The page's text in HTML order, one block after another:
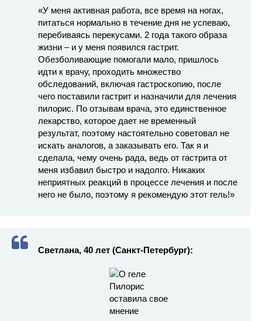
«У меня активная работа, все время на ногах,
питаться нормально в течение дня не успеваю,
перебиваясь перекусами. 2 года такого образа
жизни – и у меня появился гастрит.
Обезболивающие помогали мало, пришлось
идти к врачу, проходить множество
обследований, включая гастроскопию, после
чего поставили гастрит и назначили для лечения
пилорис. По отзывам врача, это единственное
лекарство, которое дает не временный
результат, поэтому настоятельно советовал не
искать аналогов, а заказывать его. Так я и
сделала, чему очень рада, ведь от гастрита от
меня избавил быстро и надолго. Никаких
неприятных реакций в процессе лечения и после
него не было, поэтому я рекомендую этот гель!»
Светлана, 40 лет (Санкт-Петербург):